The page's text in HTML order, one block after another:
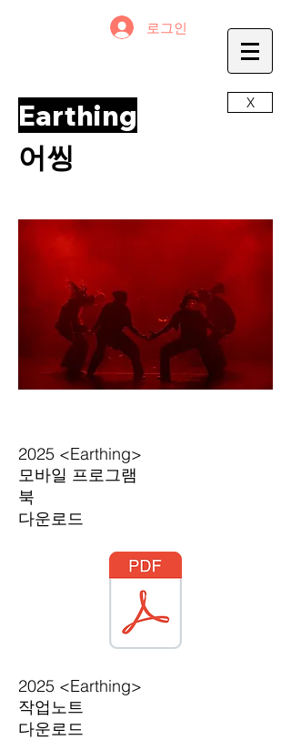
로그인
Earthing
어씽
X
2025 <Earthing>
모바일 프로그램
북
​다운로드
2025 <Earthing>
작업노트
​다운로드